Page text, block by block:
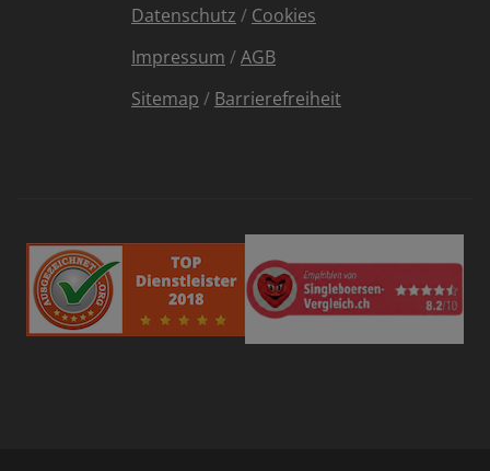
Datenschutz / Cookies
Impressum /AGB
Sitemap / Barrierefreiheit